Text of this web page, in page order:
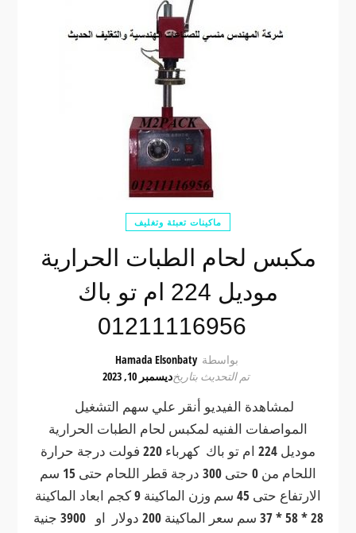
ماكينات تعبئة وتغليف
مكبس لحام الطبات الحرارية
موديل 224 ام تو باك
بواسطة Hamada Elsonbaty
تم التحديث بتاريخديسمبر 10, 2023
لمشاهدة الفيديو أنقر علي سهم التشغيل
المواصفات الفنيه لمكبس لحام الطبات الحرارية
موديل 224 ام تو باك كهرباء 220 فولت درجة حرارة
اللحام من 0 حتى 300 درجة قطر اللحام حتى 15 سم
الارتفاع حتى 45 سم وزن الماكينة 9 كجم ابعاد الماكينة
28 * 58 * 37 سم سعر الماكينة 200 دولار او 3900 جنية